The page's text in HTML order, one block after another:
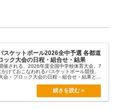
スケットボール2026全中予選 各都道
ック大会の日程・組合せ・結果
催される、2026年度全国中学校体育大会。7
かけておこなわれるバスケットボール競技、
会・ブロック大会の日程・組合せ・結果と